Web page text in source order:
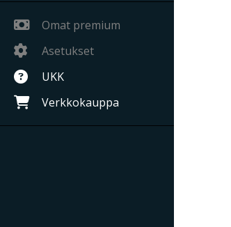
Omat premium
Asetukset
UKK
Verkkokauppa